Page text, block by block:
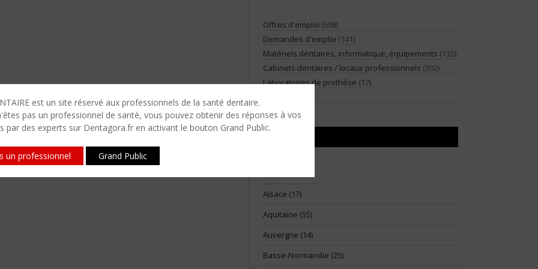
est un site réservé aux professionnels de la santé dentaire.
pas un professionnel de santé, vous pouvez obtenir des réponses à vos
par des experts sur Dentagora.fr en activant le bouton Grand Public.
un professionnel Grand Public
Offres d'emploi (608)
Demandes d'emploi (141)
Matériels dentaires, informatique, équipements (135)
Cabinets dentaires / locaux professionnels (302)
Laboratoires de prothèse (17)
Alsace (17)
Aquitaine (55)
Auvergne (14)
Basse-Normandie (25)